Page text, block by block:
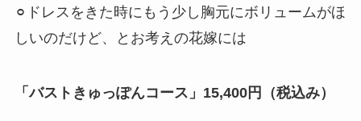
⚪︎ドレスをきた時にもう少し胸元にボリュームがほ
しいのだけど、とお考えの花嫁には
「バストきゅっぽんコース」15,400円（税込み）